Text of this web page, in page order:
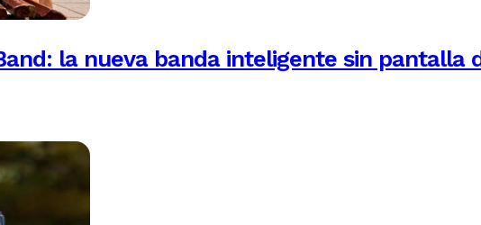
la nueva banda inteligente sin pantalla